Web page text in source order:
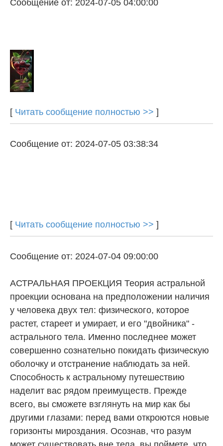
Сообщение от: 2024-07-05 04:00:00
[ Читать сообщение полностью >> ]
Сообщение от: 2024-07-05 03:38:34
[ Читать сообщение полностью >> ]
Сообщение от: 2024-07-04 09:00:00
АСТРАЛЬНАЯ ПРОЕКЦИЯ Теория астральной
проекции основана на предположении наличия
у человека двух тел: физического, которое
растет, стареет и умирает, и его "двойника" -
астрального тела. Именно последнее может
совершенно сознательно покидать физическую
оболочку и отстранение наблюдать за ней.
Способность к астральному путешествию
наделит вас рядом преимуществ. Прежде
всего, вы сможете взглянуть на мир как бы
другими глазами: перед вами откроются новые
горизонты мироздания. Осознав, что разум